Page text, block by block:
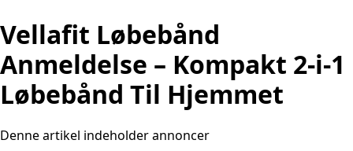
Vellafit Løbebånd
Anmeldelse – Kompakt 2-i-1
Løbebånd Til Hjemmet
Denne artikel indeholder annoncer